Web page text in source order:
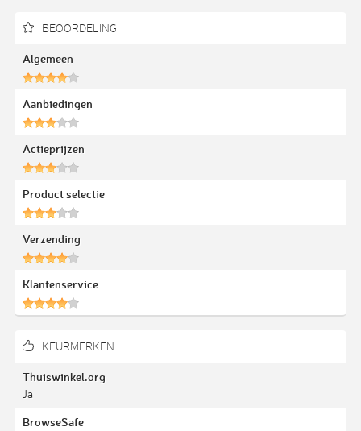
BEOORDELING
Algemeen
Aanbiedingen
Actieprijzen
Product selectie
Verzending
Klantenservice
KEURMERKEN
Thuiswinkel.org
Ja
BrowseSafe